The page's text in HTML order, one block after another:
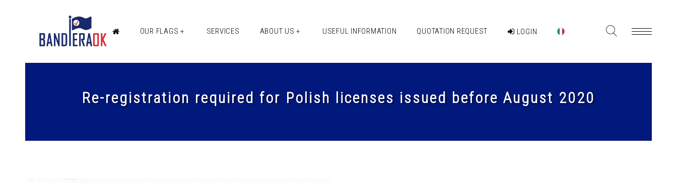
OUR FLAGS + SERVICES ABOUT US + USEFUL INFORMATION QUOTATION REQUEST LOGIN
Re-registration required for Polish licenses issued before August 2020